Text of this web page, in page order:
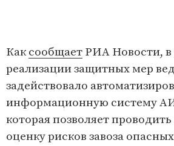
Каксообщает РИА Новости, в
реализации защитных мер
задействовало
информационную систему
которая позволяет
оценку рисков завоза